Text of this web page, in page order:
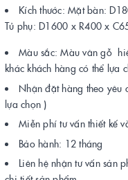
Kích thước: Mặt bàn:
Tủ phụ: D1600 x R400 x
Màu sắc: Màu vân gỗ
khác khách hàng có thể lựa
Nhận đặt hàng theo yêu
lựa chọn )
Miễn phí tư vấn thiết kế
Bảo hành: 12 tháng
Liên hệ nhận tư vấn sản